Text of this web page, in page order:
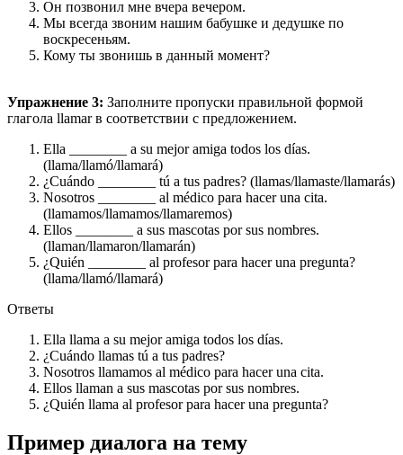
Он позвонил мне вчера вечером.
Мы всегда звоним нашим бабушке и дедушке по
воскресеньям.
Кому ты звонишь в данный момент?
Упражнение 3: Заполните пропуски правильной формой
глагола llamar в соответствии с предложением.
Ella ________ a su mejor amiga todos los días.
(llama/llamó/llamará)
¿Cuándo ________ tú a tus padres? (llamas/llamaste/llamarás)
Nosotros ________ al médico para hacer una cita.
(llamamos/llamamos/llamaremos)
Ellos ________ a sus mascotas por sus nombres.
(llaman/llamaron/llamarán)
¿Quién ________ al profesor para hacer una pregunta?
(llama/llamó/llamará)
Ответы
Ella llama a su mejor amiga todos los días.
¿Cuándo llamas tú a tus padres?
Nosotros llamamos al médico para hacer una cita.
Ellos llaman a sus mascotas por sus nombres.
¿Quién llama al profesor para hacer una pregunta?
Пример диалога на тему